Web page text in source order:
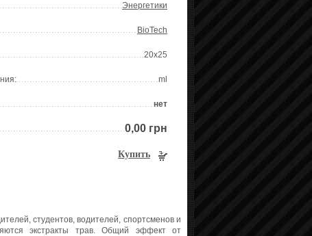
Энергетики
BioTech
20x25
ml
нет
0,00 грн
Купить
студентов, водителей, спортсменов и
экстракты трав. Общий эффект от